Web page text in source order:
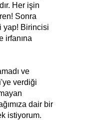
Her işin
Sonra
yap! Birincisi
irfanına
ve
verdiği
dair bir
istiyorum.